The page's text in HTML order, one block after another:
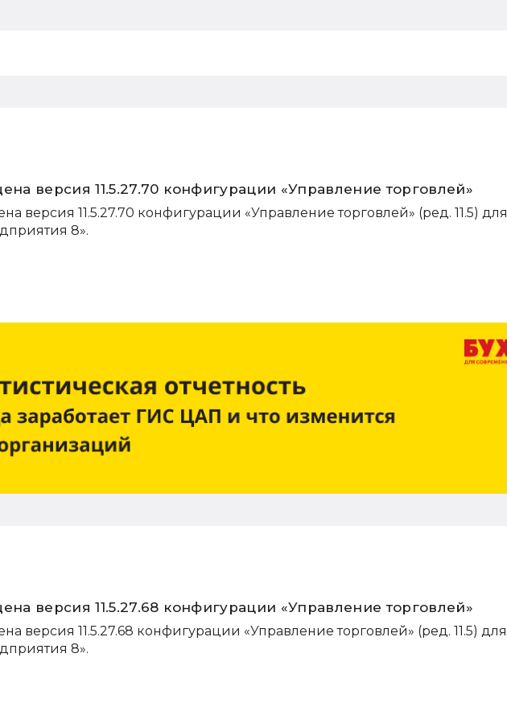
версия 11.5.27.70 конфигурации «Управление торговлей»
версия 11.5.27.70 конфигурации «Управление торговлей» (ред. 11.5) для
8».
версия 11.5.27.68 конфигурации «Управление торговлей»
версия 11.5.27.68 конфигурации «Управление торговлей» (ред. 11.5) для
8».